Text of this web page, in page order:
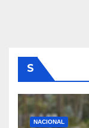
S
NACIONAL